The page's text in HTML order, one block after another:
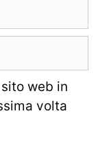
web in
volta